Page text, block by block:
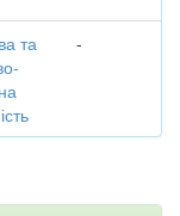
та
-